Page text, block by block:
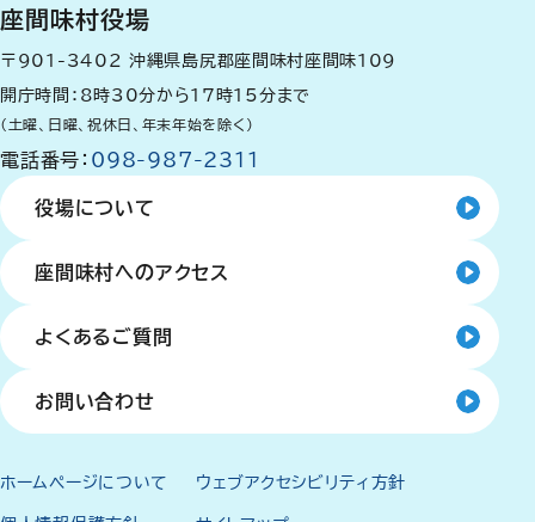
座間味村役場
〒901-3402 沖縄県島尻郡座間味村座間味109
開庁時間：8時30分から17時15分まで
（土曜、日曜、祝休日、年末年始を除く）
電話番号： 098-987-2311
役場について
座間味村へのアクセス
よくあるご質問
お問い合わせ
ホームページについて ウェブアクセシビリティ方針